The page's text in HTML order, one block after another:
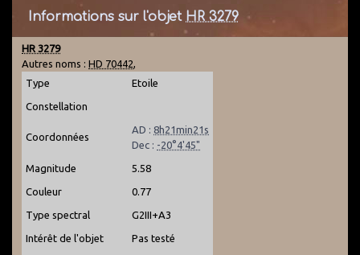
Informations sur l'objet HR 3279
HR 3279
Autres noms : HD 70442,
Type
Etoile
Constellation
Coordonnées
AD : 8h21min21s
Dec : -20°4'45"
Magnitude 5.58
Couleur 0.77
Type spectral G2III+A3
Intérêt de l'objet Pas testé